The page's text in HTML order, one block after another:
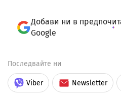
Добави ни в
Google
Последвайте ни
Viber Newsletter